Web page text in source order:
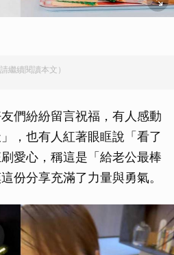
繼續閱讀本文）
們紛紛留言祝福，有人感動
，也有人紅著眼眶說「看了
愛心，稱這是「給老公最棒
份分享充滿了力量與勇氣。